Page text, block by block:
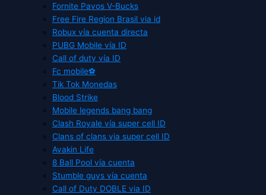
Fornite Pavos V-Bucks
Free Fire Region Brasil via id
Robux vía cuenta directa
PUBG Mobile vía ID
Call of duty vía ID
Fc mobile⚽
Tik Tok Monedas
Blood Strike
Mobile legends bang bang
Clash Royale vía super cell ID
Clans of clans via super cell ID
Avakin Life
8 Ball Pool vía cuenta
Stumble guys vía cuenta
Call of Duty DOBLE via ID